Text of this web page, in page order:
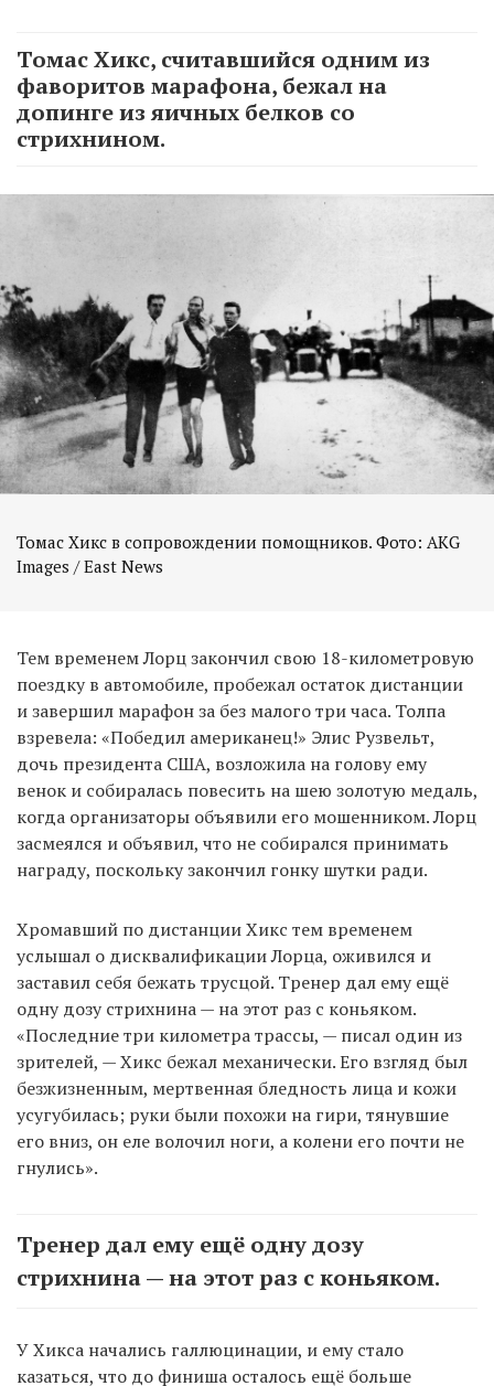
Томас Хикс, считавшийся одним из
фаворитов марафона, бежал на
допинге из яичных белков со
стрихнином.
Томас Хикс в сопровождении помощников. Фото: AKG
Images / East News
Тем временем Лорц закончил свою 18-километровую
поездку в автомобиле, пробежал остаток дистанции
и завершил марафон за без малого три часа. Толпа
взревела: «Победил американец!» Элис Рузвельт,
дочь президента США, возложила на голову ему
венок и собиралась повесить на шею золотую медаль,
когда организаторы объявили его мошенником. Лорц
засмеялся и объявил, что не собирался принимать
награду, поскольку закончил гонку шутки ради.
Хромавший по дистанции Хикс тем временем
услышал о дисквалификации Лорца, оживился и
заставил себя бежать трусцой. Тренер дал ему ещё
одну дозу стрихнина — на этот раз с коньяком.
«Последние три километра трассы, — писал один из
зрителей, — Хикс бежал механически. Его взгляд был
безжизненным, мертвенная бледность лица и кожи
усугубилась; руки были похожи на гири, тянувшие
его вниз, он еле волочил ноги, а колени его почти не
гнулись».
Тренер дал ему ещё одну дозу
стрихнина — на этот раз с коньяком.
У Хикса начались галлюцинации, и ему стало
казаться, что до финиша осталось ещё больше